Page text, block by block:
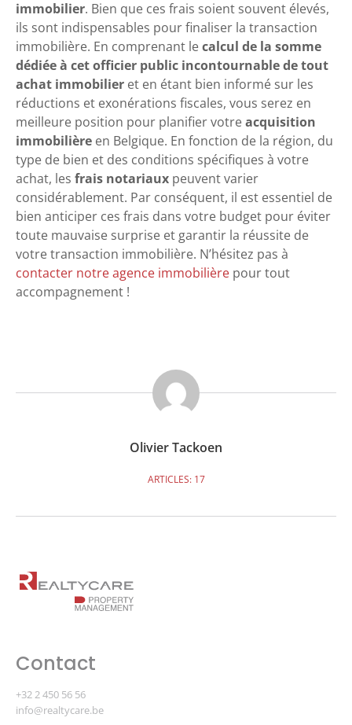
immobilier. Bien que ces frais soient souvent élevés,
ils sont indispensables pour finaliser la transaction
immobilière. En comprenant lecalcul de la somme
dédiée à cet officier public incontournable de tout
achat immobilier et en étant bien informé sur les
réductions et exonérations fiscales, vous serez en
meilleure position pour planifier votreacquisition
immobilière en Belgique. En fonction de la région, du
type de bien et des conditions spécifiques à votre
achat, les frais notariaux peuvent varier
considérablement. Par conséquent, il est essentiel de
bien anticiper ces frais dans votre budget pour éviter
toute mauvaise surprise et garantir la réussite de
votre transaction immobilière. N’hésitez pas à
contacter notre agence immobilière pour tout
accompagnement !
Olivier Tackoen
ARTICLES: 17
Contact
+32 2 450 56 56
info@realtycare.be